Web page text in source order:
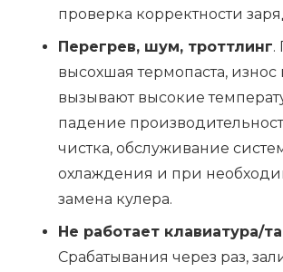
проверка корректности
Перегрев, шум, троттлинг.
высохшая термопаста, износ
вызывают высокие
падение
чистка, обслуживание
охлаждения и при
замена кулера.
Не работает клавиатура/
Срабатывания через раз,